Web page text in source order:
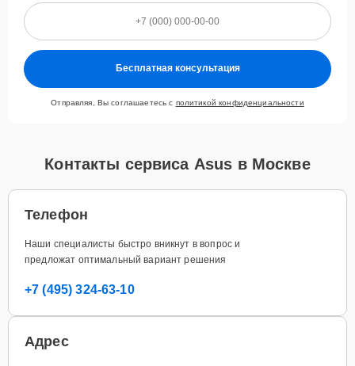
Бесплатная консультация
Отправляя, Вы соглашаетесь с политикой конфиденциальности
Контакты сервиса Asus в Москве
Телефон
Наши специалисты быстро вникнут в вопрос и
предложат оптимальный вариант решения
+7 (495) 324-63-10
Адрес